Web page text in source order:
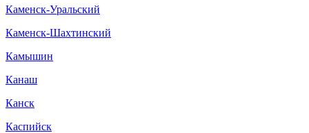
Каменск-Уральский
Каменск-Шахтинский
Камышин
Канаш
Канск
Каспийск